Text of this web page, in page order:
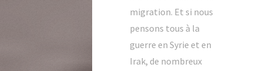
migration. Et si nous
pensons tous à la
guerre en Syrie et en
Irak, de nombreux